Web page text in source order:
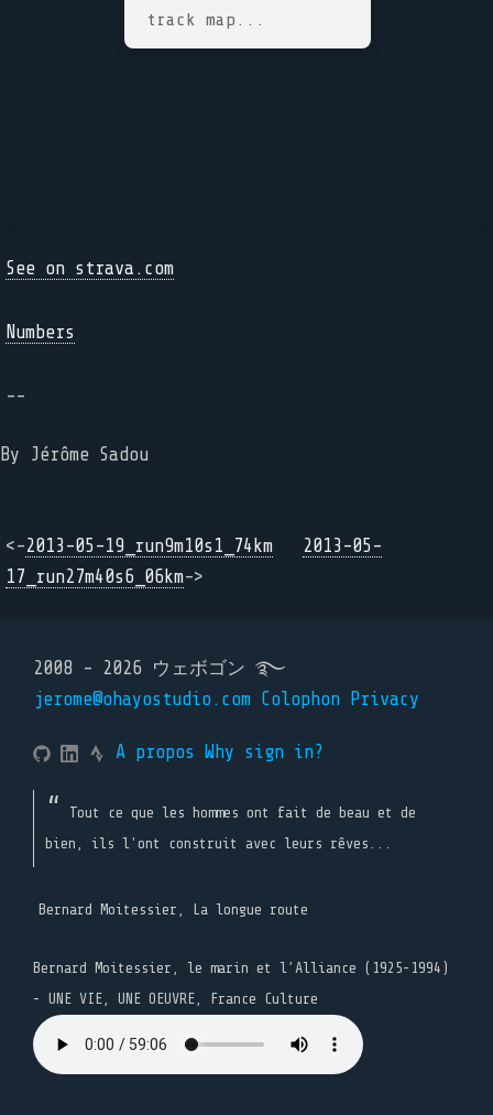
track map...
See on strava.com
Numbers
--
By Jérôme Sadou
<-2013-05-19_run9m10s1_74km
2013-05-
17_run27m40s6_06km->
2008 - 2026 ウェボゴン ࿐
jerome@ohayostudio.com Colophon Privacy
A propos Why sign in?
Tout ce que les hommes ont fait de beau et de
bien, ils l'ont construit avec leurs rêves...
Bernard Moitessier, La longue route
Bernard Moitessier, le marin et l’Alliance (1925-1994)
- UNE VIE, UNE OEUVRE, France Culture